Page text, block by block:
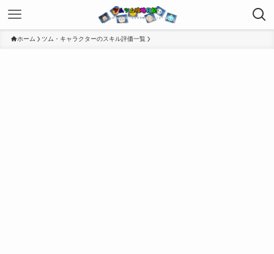
ホーム ツム・キャラクターのスキル評価一覧